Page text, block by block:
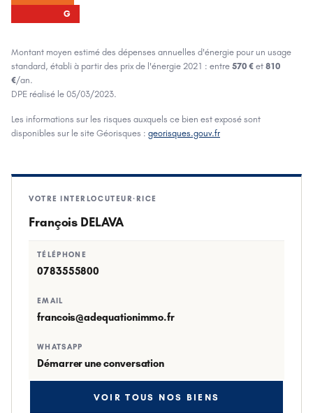
G
Montant moyen estimé des dépenses annuelles d'énergie pour un usage
standard, établi à partir des prix de l'énergie 2021 : entre 570 € et 810
€/an.
DPE réalisé le 05/03/2023.
Les informations sur les risques auxquels ce bien est exposé sont
disponibles sur le site Géorisques : georisques.gouv.fr
VOTRE INTERLOCUTEUR·RICE
François DELAVA
TÉLÉPHONE
0783555800
EMAIL
francois@adequationimmo.fr
WHATSAPP
Démarrer une conversation
VOIR TOUS NOS BIENS